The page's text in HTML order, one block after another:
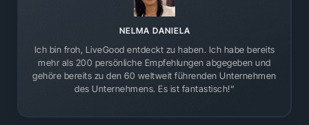
NELMA DANIELA
Ich bin froh, LiveGood entdeckt zu haben. Ich habe bereits
mehr als 200 persönliche Empfehlungen abgegeben und
gehöre bereits zu den 60 weltweit führenden Unternehmen
des Unternehmens. Es ist fantastisch!“